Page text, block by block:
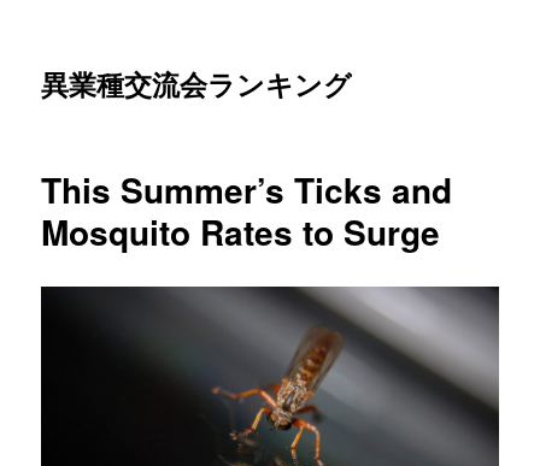
異業種交流会ランキング
This Summer’s Ticks and
Mosquito Rates to Surge